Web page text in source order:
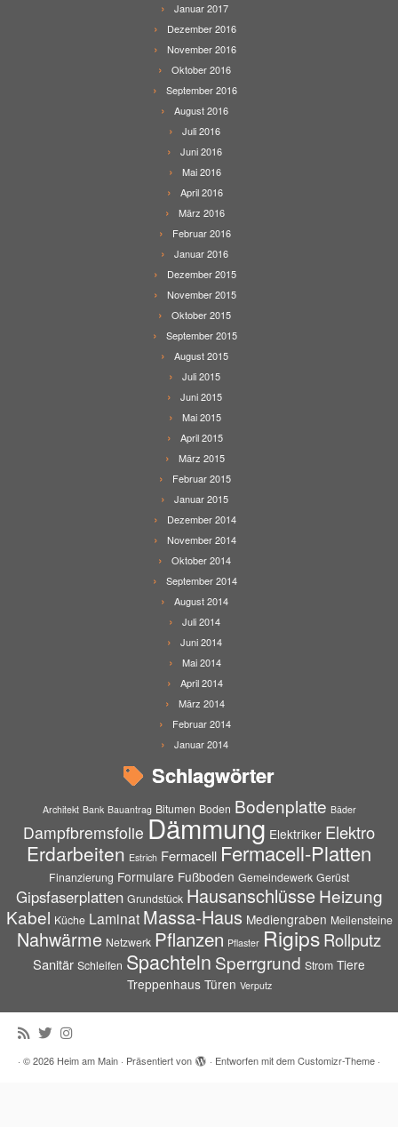
Januar 2017
Dezember 2016
November 2016
Oktober 2016
September 2016
August 2016
Juli 2016
Juni 2016
Mai 2016
April 2016
März 2016
Februar 2016
Januar 2016
Dezember 2015
November 2015
Oktober 2015
September 2015
August 2015
Juli 2015
Juni 2015
Mai 2015
April 2015
März 2015
Februar 2015
Januar 2015
Dezember 2014
November 2014
Oktober 2014
September 2014
August 2014
Juli 2014
Juni 2014
Mai 2014
April 2014
März 2014
Februar 2014
Januar 2014
Schlagwörter
Architekt Bank Bauantrag Bitumen Boden Bodenplatte Bäder
Dampfbremsfolie Dämmung Elektriker Elektro
Erdarbeiten Estrich Fermacell Fermacell-Platten
Finanzierung Formulare Fußboden Gemeindewerk Gerüst
Gipsfaserplatten Grundstück Hausanschlüsse Heizung
Kabel Küche Laminat Massa-Haus Mediengraben Meilensteine
Nahwärme Netzwerk Pflanzen Pflaster RigipsRollputz
Sanitär Schleifen Spachteln Sperrgrund Strom Tiere
Treppenhaus Türen Verputz
· © 2026 Heim am Main · Präsentiert von · Entworfen mit demCustomizr-Theme ·